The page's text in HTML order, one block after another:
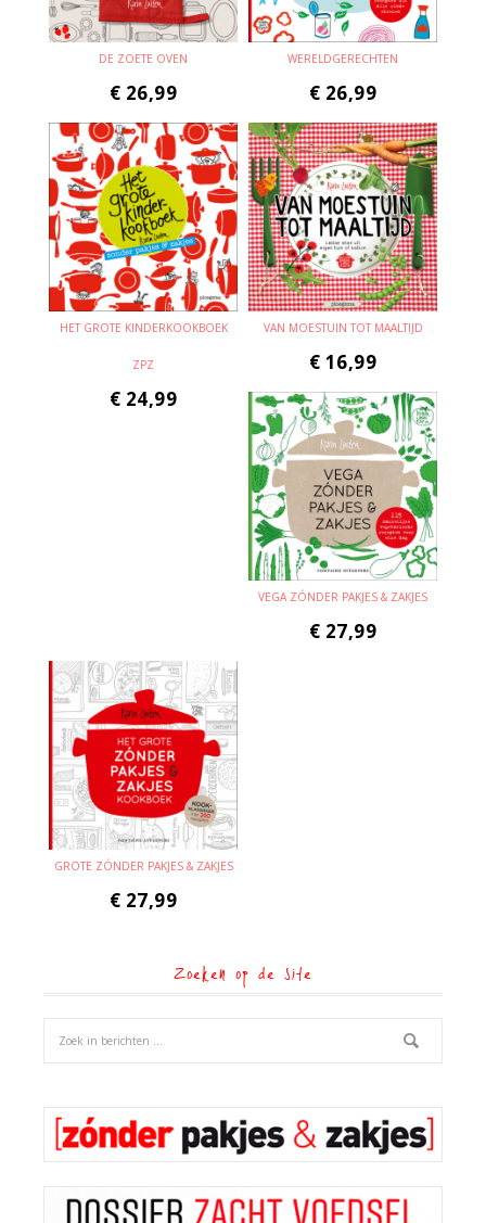
DE ZOETE OVEN
€ 26,99
WERELDGERECHTEN
€ 26,99
HET GROTE KINDERKOOKBOEK
ZPZ
€ 24,99
VAN MOESTUIN TOT MAALTIJD
€ 16,99
VEGA ZÓNDER PAKJES & ZAKJES
€ 27,99
GROTE ZÓNDER PAKJES & ZAKJES
€ 27,99
Zoeken op de site